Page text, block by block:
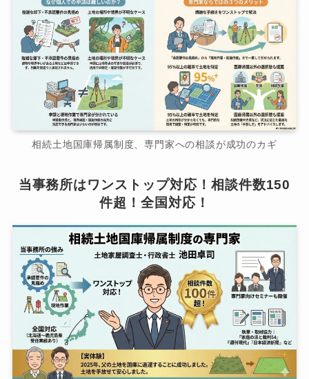
相続土地国庫帰属制度、専門家への相談が成功のカギ
当事務所はワンストップ対応！相談件数150
件超！全国対応！